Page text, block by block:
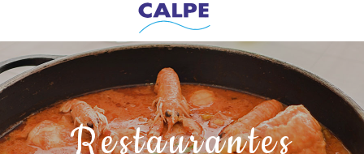
Restaurantes